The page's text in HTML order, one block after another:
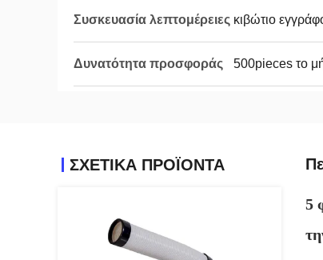
Συσκευασία λεπτομέρειες κιβώτιο
Δυνατότητα προσφοράς 500pieces το
ΣΧΕΤΙΚΑ ΠΡΟΪΟΝΤΑ
5